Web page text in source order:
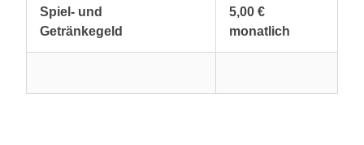
Spiel- und
Getränkegeld
5,00 €
monatlich